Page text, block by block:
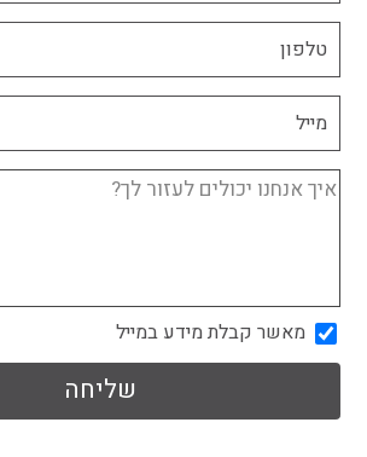
מאשר קבלת מידע במייל